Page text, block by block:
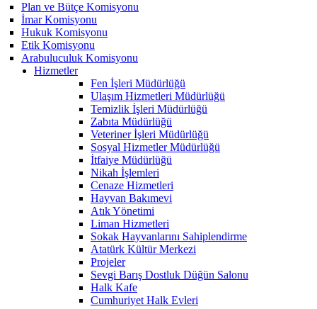
Plan ve Bütçe Komisyonu
İmar Komisyonu
Hukuk Komisyonu
Etik Komisyonu
Arabuluculuk Komisyonu
Hizmetler
Fen İşleri Müdürlüğü
Ulaşım Hizmetleri Müdürlüğü
Temizlik İşleri Müdürlüğü
Zabıta Müdürlüğü
Veteriner İşleri Müdürlüğü
Sosyal Hizmetler Müdürlüğü
İtfaiye Müdürlüğü
Nikah İşlemleri
Cenaze Hizmetleri
Hayvan Bakımevi
Atık Yönetimi
Liman Hizmetleri
Sokak Hayvanlarını Sahiplendirme
Atatürk Kültür Merkezi
Projeler
Sevgi Barış Dostluk Düğün Salonu
Halk Kafe
Cumhuriyet Halk Evleri